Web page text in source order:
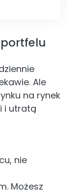
Ale
na rynek
i utratą
nie
Możesz